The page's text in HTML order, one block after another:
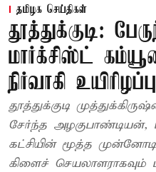
தமிழக செய்திகள்
தூத்துக்குடி:
மார்க்சிஸ்ட்
நிர்வாகி உயிரிழப்பு
தூத்துக்குடி
சேர்ந்த அழகுபாண்டியன்,
கட்சியின் மூத்த
கிளைச் செயலாளராகவும்